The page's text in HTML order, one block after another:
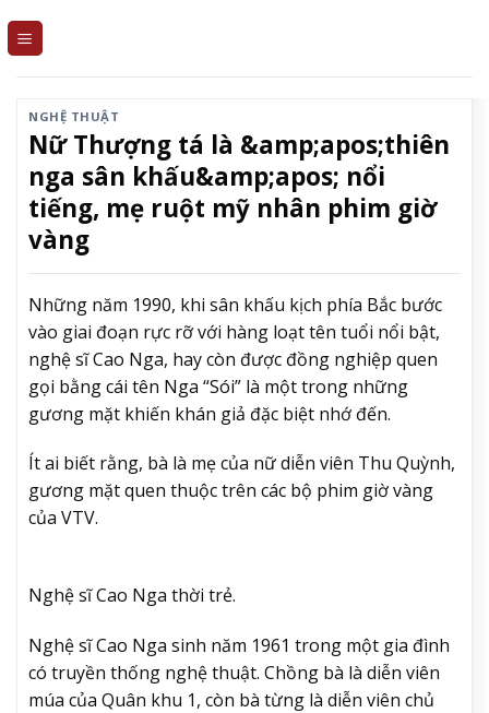
NGHỆ THUẬT
Nữ Thượng tá là &amp;apos;thiên
nga sân khấu&amp;apos; nổi
tiếng, mẹ ruột mỹ nhân phim giờ
vàng
Những năm 1990, khi sân khấu kịch phía Bắc bước
vào giai đoạn rực rỡ với hàng loạt tên tuổi nổi bật,
nghệ sĩ Cao Nga, hay còn được đồng nghiệp quen
gọi bằng cái tên Nga “Sói” là một trong những
gương mặt khiến khán giả đặc biệt nhớ đến.
Ít ai biết rằng, bà là mẹ của nữ diễn viên Thu Quỳnh,
gương mặt quen thuộc trên các bộ phim giờ vàng
của VTV.
Nghệ sĩ Cao Nga thời trẻ.
Nghệ sĩ Cao Nga sinh năm 1961 trong một gia đình
có truyền thống nghệ thuật. Chồng bà là diễn viên
múa của Quân khu 1, còn bà từng là diễn viên chủ